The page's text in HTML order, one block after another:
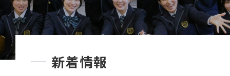
高等学校
高校入試新着情報